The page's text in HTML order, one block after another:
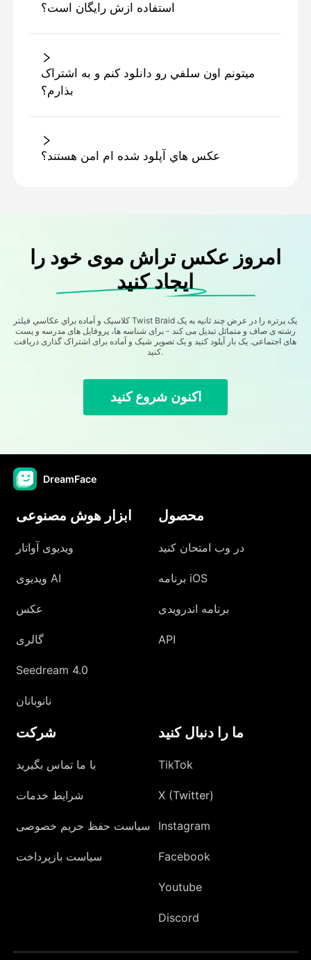
استفاده ازش رایگان است؟
ميتونم اون سلفي رو دانلود کنم و به اشتراک
بذارم؟
عکس هاي آپلود شده ام امن هستند؟
امروز عکس تراش موی خود را
ایجاد کنید
کلاسيک و آماده براي عکاسي فیلتر Twist Braid یک پرتره را در عرض چند ثانیه به یک
رشته ی صاف و متماثل تبدیل می کند - برای شناسه ها، پروفایل های مدرسه و پست
های اجتماعی. یک بار آپلود کنید و یک تصویر شیک و آماده برای اشتراک گذاری دریافت
کنید.
اکنون شروع کنید
DreamFace
ابزار هوش مصنوعی
ویدیوی آواتار
ویدیوی AI
عکس
گالری
Seedream 4.0
نانوبانان
محصول
در وب امتحان کنید
برنامه iOS
برنامه اندرویدی
API
شرکت
با ما تماس بگیرید
شرایط خدمات
سیاست حفظ حریم خصوصی
سیاست بازپرداخت
ما را دنبال کنید
TikTok
X (Twitter)
Instagram
Facebook
Youtube
Discord